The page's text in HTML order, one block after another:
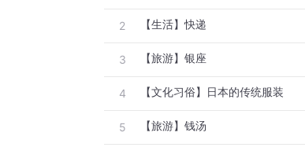
2 【生活】快递
3 【旅游】银座
4 【文化习俗】日本的传统服装
5 【旅游】钱汤